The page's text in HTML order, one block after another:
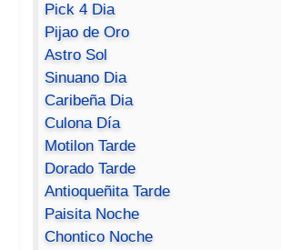
Pick 4 Dia
Pijao de Oro
Astro Sol
Sinuano Dia
Caribeña Dia
Culona Día
Motilon Tarde
Dorado Tarde
Antioqueñita Tarde
Paisita Noche
Chontico Noche